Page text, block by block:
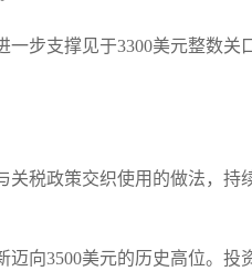
步支撑见于3300美元整数
税政策交织使用的做法，
向3500美元的历史高位。